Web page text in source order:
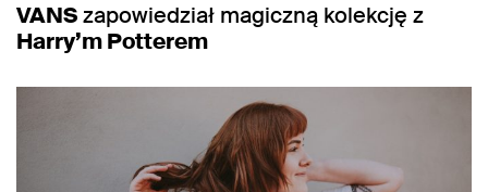
VANSzapowiedział magiczną kolekcję z
Harry’m Potterem